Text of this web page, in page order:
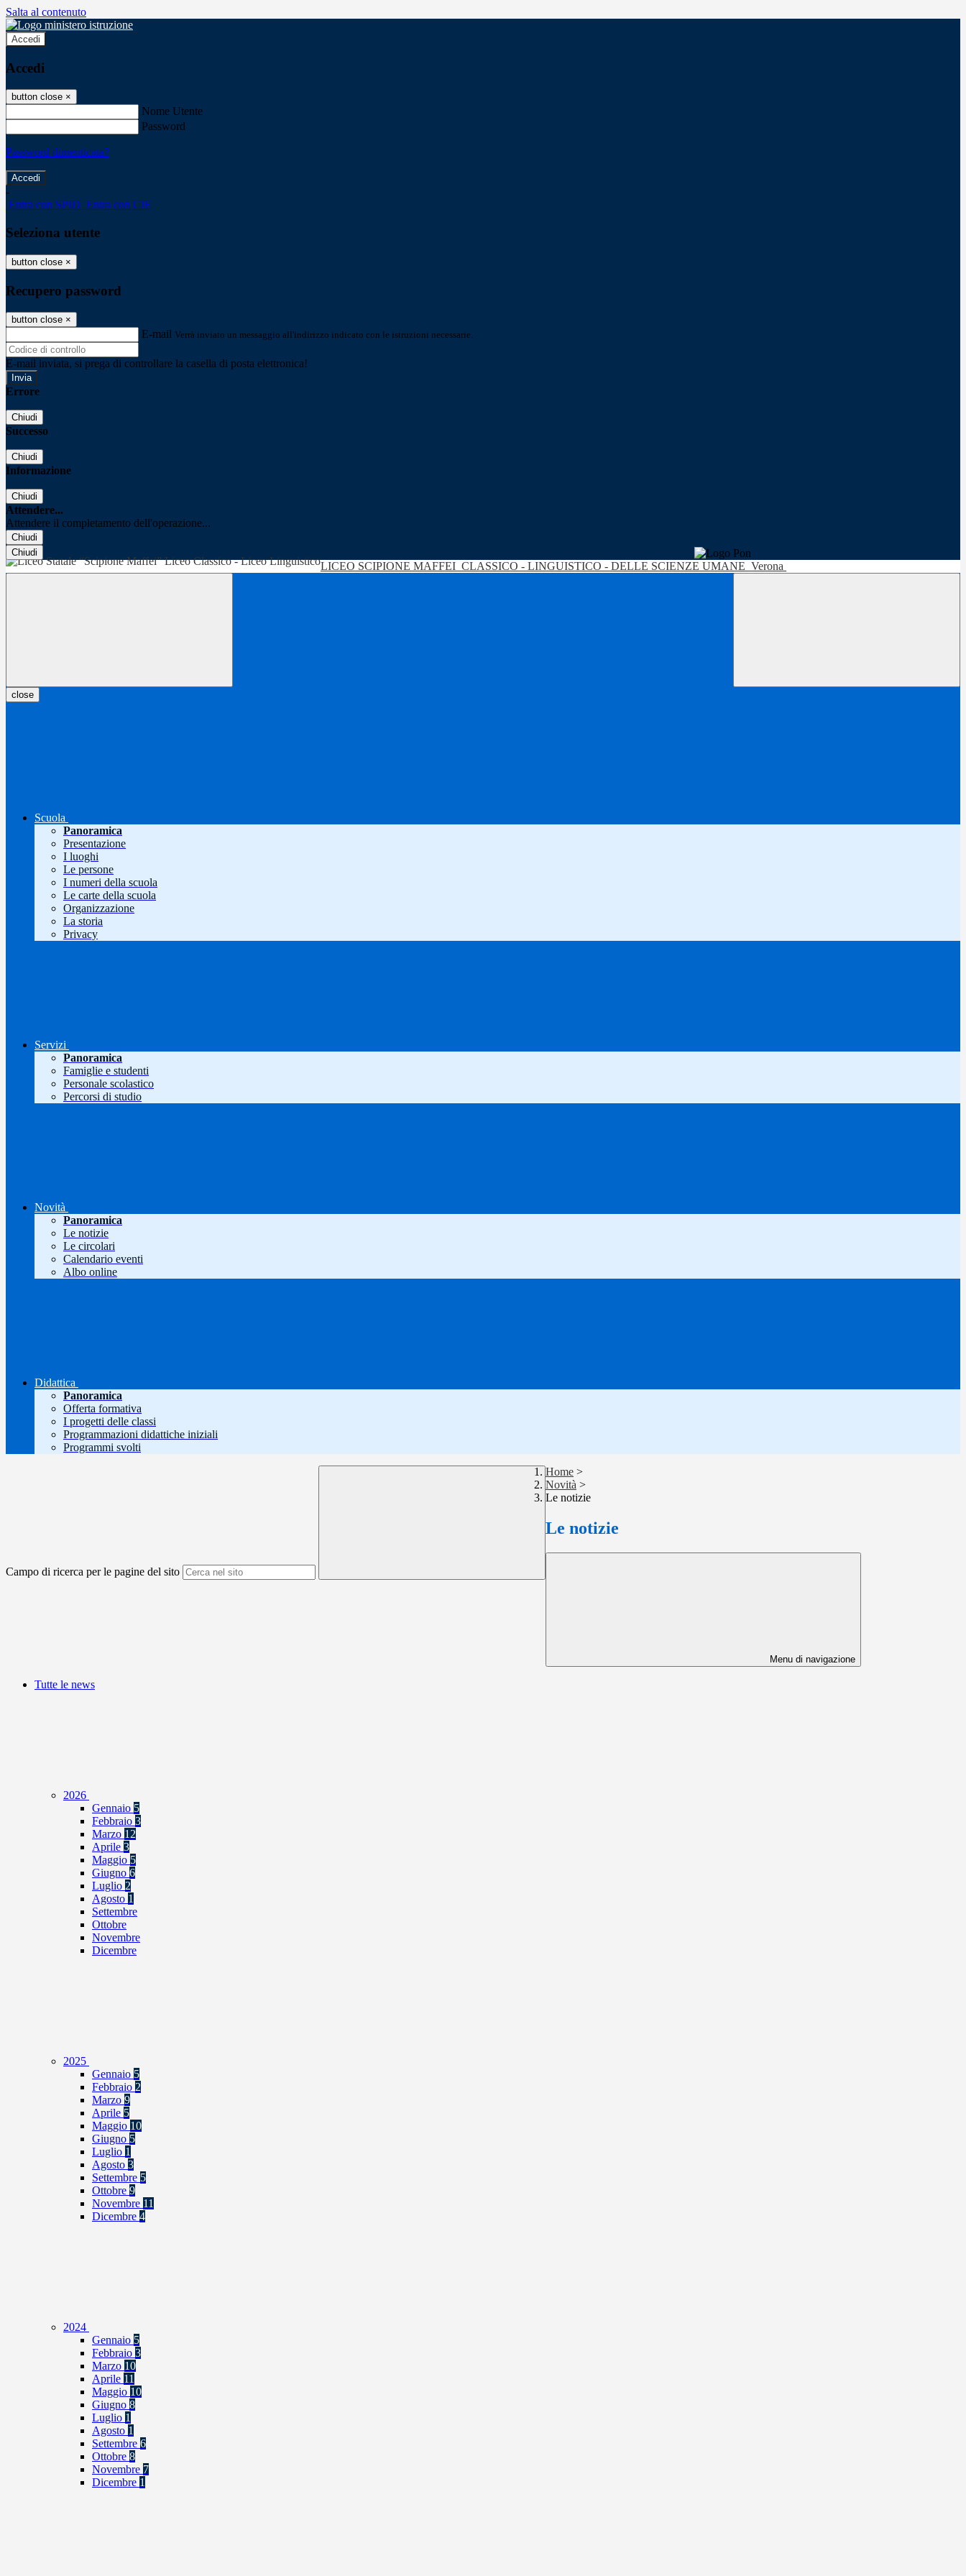
Salta al contenuto
Accedi
Accedi
button close ×
Nome Utente
Password
Password dimenticata?
-
Entra con SPID Entra con CIE
Seleziona utente
button close ×
Recupero password
button close ×
E-mail Verrà inviato un messaggio all'indirizzo indicato con le istruzioni necessarie.
E-mail inviata, si prega di controllare la casella di posta elettronica!
Errore
Chiudi
Successo
Chiudi
Informazione
Chiudi
Attendere...
Attendere il completamento dell'operazione...
Chiudi
Chiudi
LICEO SCIPIONE MAFFEI CLASSICO - LINGUISTICO - DELLE SCIENZE UMANE Verona
close
Scuola
Panoramica
Presentazione
I luoghi
Le persone
I numeri della scuola
Le carte della scuola
Organizzazione
La storia
Privacy
Servizi
Panoramica
Famiglie e studenti
Personale scolastico
Percorsi di studio
Novità
Panoramica
Le notizie
Le circolari
Calendario eventi
Albo online
Didattica
Panoramica
Offerta formativa
I progetti delle classi
Programmazioni didattiche iniziali
Programmi svolti
Campo di ricerca per le pagine del sito
Home >
Novità >
Le notizie
Le notizie
Menu di navigazione
Tutte le news
2026
Gennaio 5
Febbraio 3
Marzo 12
Aprile 3
Maggio 5
Giugno 6
Luglio 2
Agosto 1
Settembre
Ottobre
Novembre
Dicembre
2025
Gennaio 5
Febbraio 2
Marzo 9
Aprile 5
Maggio 10
Giugno 5
Luglio 1
Agosto 3
Settembre 5
Ottobre 9
Novembre 11
Dicembre 4
2024
Gennaio 5
Febbraio 3
Marzo 10
Aprile 11
Maggio 10
Giugno 8
Luglio 1
Agosto 1
Settembre 6
Ottobre 8
Novembre 7
Dicembre 1